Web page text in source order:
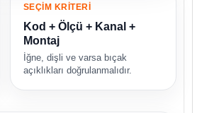
SEÇİM KRİTERİ
Kod + Ölçü + Kanal +
Montaj
İğne, dişli ve varsa bıçak
açıklıkları doğrulanmalıdır.